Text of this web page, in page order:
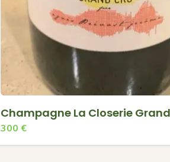
Champagne La Closerie Grand
300 €